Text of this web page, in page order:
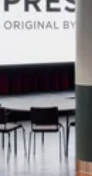
Katso kuva 1 / 5